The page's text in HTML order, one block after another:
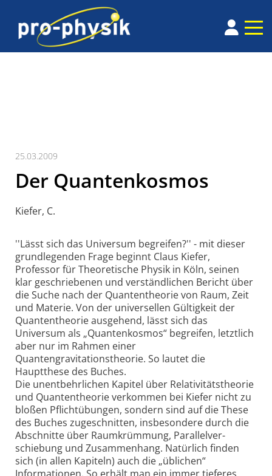
25.03.2009
Der Quantenkosmos
Kiefer, C.
''Lässt sich das Universum begreifen?'' - mit dieser
grundlegenden Frage beginnt Claus Kiefer,
Professor für Theoretische Physik in Köln, seinen
klar geschriebenen und verständlichen Bericht über
die Suche nach der Quantentheorie von Raum, Zeit
und Materie. Von der universellen Gültigkeit der
Quantentheorie ausgehend, lässt sich das
Universum als „Quantenkosmos“ begreifen, letztlich
aber nur im Rahmen einer
Quantengravitationstheorie. So lautet die
Hauptthese des Buches.
Die unentbehrlichen Kapitel über Relativitätstheorie
und Quantentheorie verkommen bei Kiefer nicht zu
bloßen Pflichtübungen, sondern sind auf die These
des Buches zugeschnitten, insbesondere durch die
Abschnitte über Raumkrümmung, Parallelver-
schiebung und Zusammenhang. Natürlich finden
sich (in allen Kapiteln) auch die „üblichen“